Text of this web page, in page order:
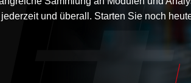
und überall. Starten Sie noch